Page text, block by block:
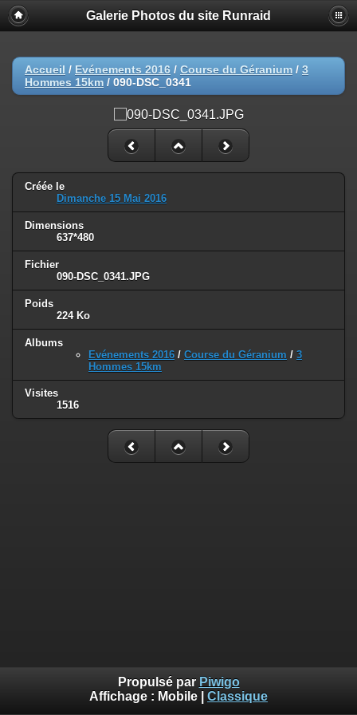
Galerie Photos du site Runraid
Accueil / Evénements 2016 / Course du Géranium / 3
Hommes 15km / 090-DSC_0341
Créée le
Dimanche 15 Mai 2016
Dimensions
637*480
Fichier
090-DSC_0341.JPG
Poids
224 Ko
Albums
Evénements 2016 / Course du Géranium / 3
Hommes 15km
Visites
1516
Propulsé par Piwigo
Affichage : Mobile Classique